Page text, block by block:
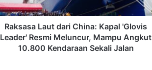
Raksasa Laut dari China: Kapal 'Glovis
Leader' Resmi Meluncur, Mampu Angkut
10.800 Kendaraan Sekali Jalan